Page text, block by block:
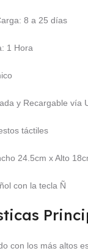
8 a 25 días
1 Hora
y Recargable vía
táctiles
24.5cm x Alto
con la tecla Ñ
con los más altos